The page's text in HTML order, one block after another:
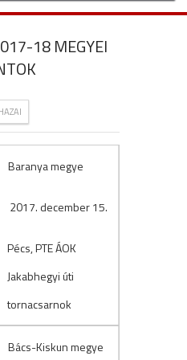
18 MEGYEI
Baranya megye
2017. december 15.
Pécs, PTE ÁOK
Jakabhegyi úti
tornacsarnok
Bács-Kiskun megye